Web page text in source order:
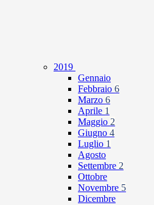
2019
Gennaio
Febbraio 6
Marzo 6
Aprile 1
Maggio 2
Giugno 4
Luglio 1
Agosto
Settembre 2
Ottobre
Novembre 5
Dicembre